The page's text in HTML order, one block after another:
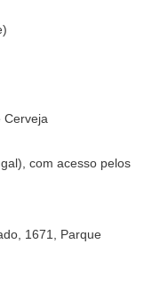
Cerveja
com acesso pelos
1671, Parque